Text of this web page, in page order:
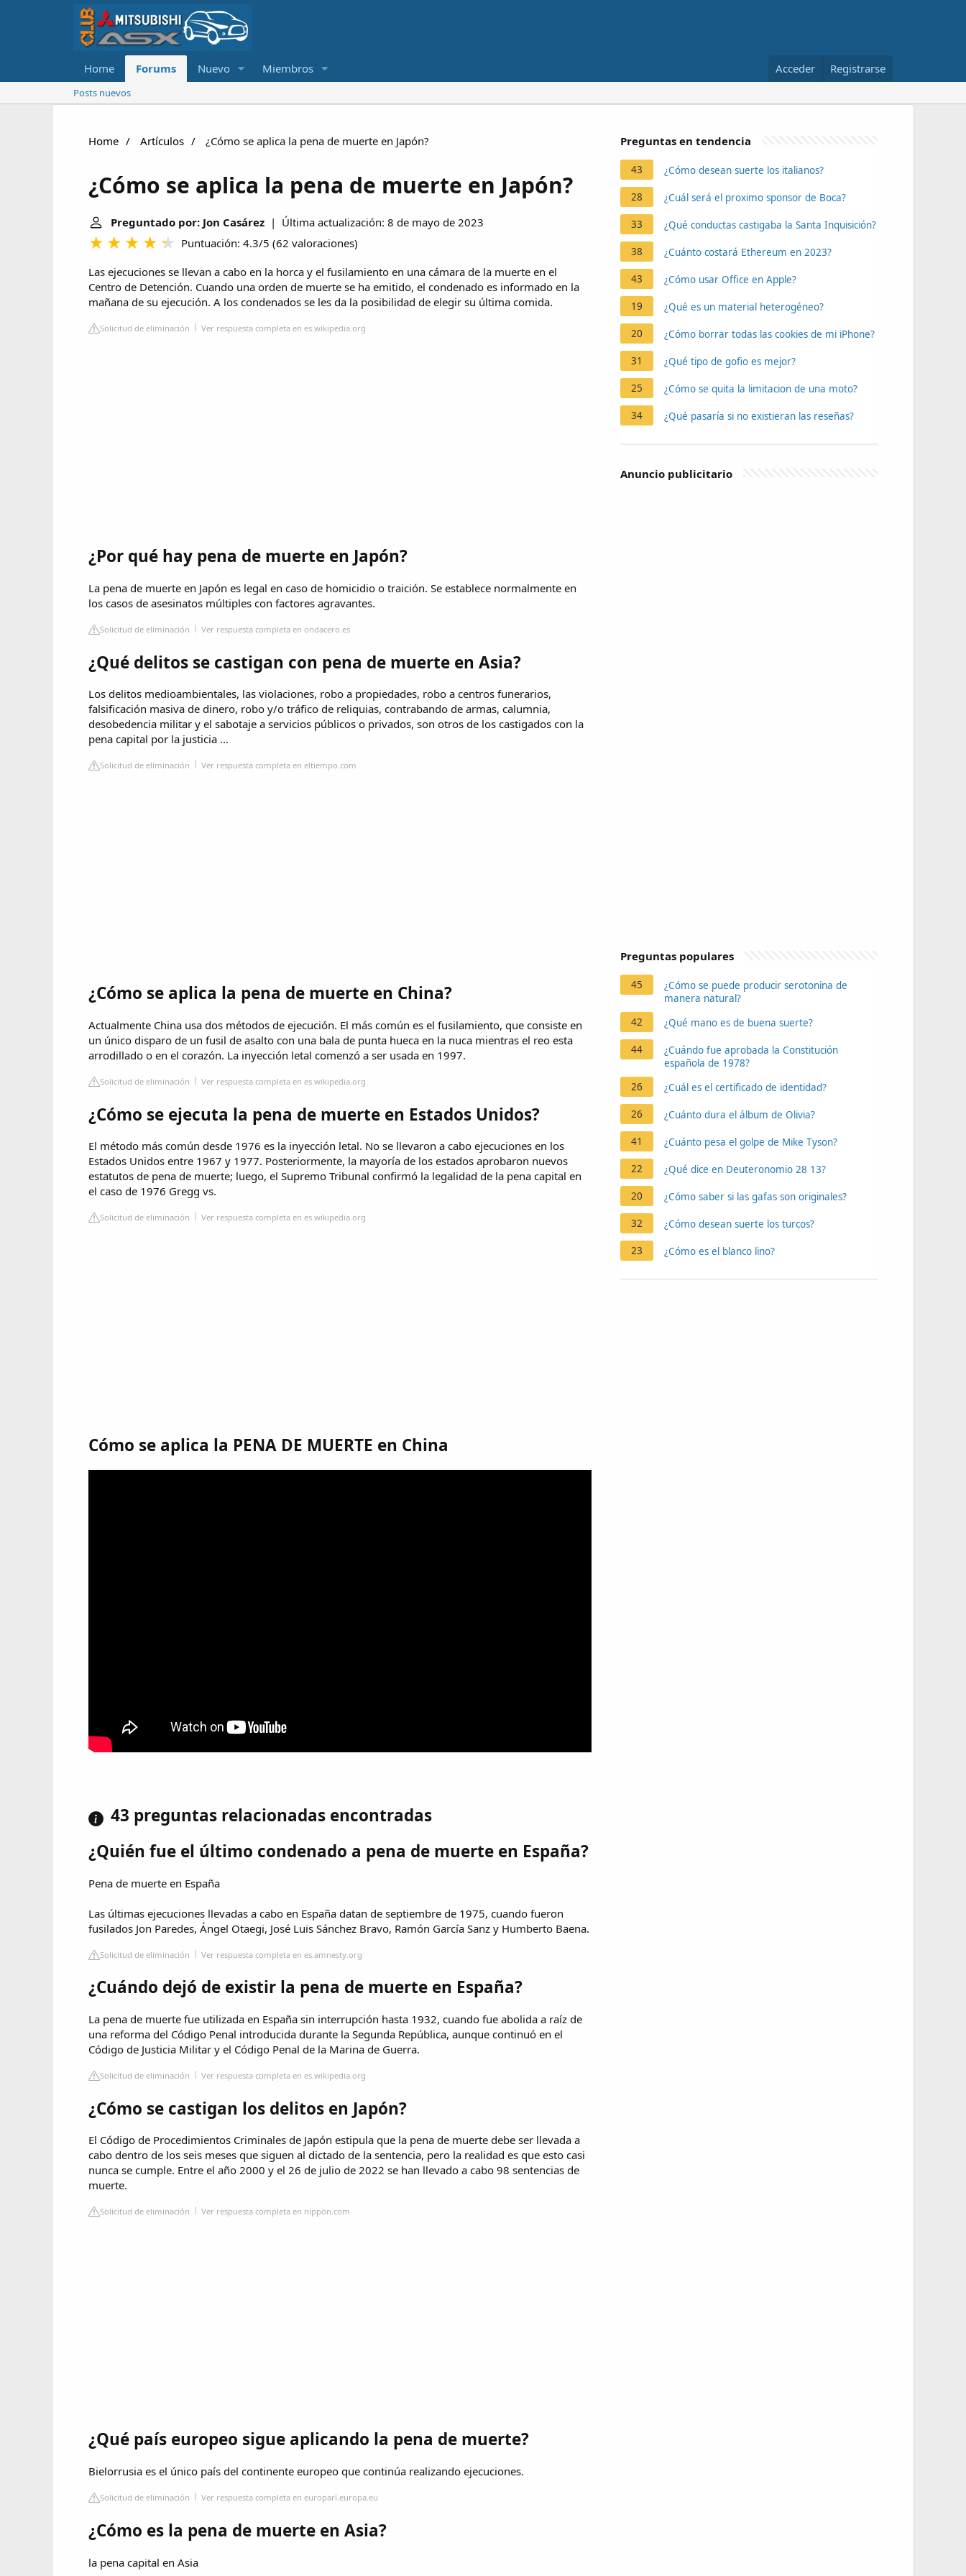
Home Forums Nuevo Miembros Acceder Registrarse
Posts nuevos
Home Artículos ¿Cómo se aplica la pena de muerte en Japón?
¿Cómo se aplica la pena de muerte en Japón?
Preguntado por: Jon Casárez | Última actualización: 8 de mayo de 2023
Puntuación: 4.3/5 (62 valoraciones)
Las ejecuciones se llevan a cabo en la horca y el fusilamiento en una cámara de la muerte en el
Centro de Detención. Cuando una orden de muerte se ha emitido, el condenado es informado en la
mañana de su ejecución. A los condenados se les da la posibilidad de elegir su última comida.
Solicitud de eliminación Ver respuesta completa en es.wikipedia.org
¿Por qué hay pena de muerte en Japón?
La pena de muerte en Japón es legal en caso de homicidio o traición. Se establece normalmente en
los casos de asesinatos múltiples con factores agravantes.
Solicitud de eliminación Ver respuesta completa en ondacero.es
¿Qué delitos se castigan con pena de muerte en Asia?
Los delitos medioambientales, las violaciones, robo a propiedades, robo a centros funerarios,
falsificación masiva de dinero, robo y/o tráfico de reliquias, contrabando de armas, calumnia,
desobedencia militar y el sabotaje a servicios públicos o privados, son otros de los castigados con la
pena capital por la justicia ...
Solicitud de eliminación Ver respuesta completa en eltiempo.com
¿Cómo se aplica la pena de muerte en China?
Actualmente China usa dos métodos de ejecución. El más común es el fusilamiento, que consiste en
un único disparo de un fusil de asalto con una bala de punta hueca en la nuca mientras el reo esta
arrodillado o en el corazón. La inyección letal comenzó a ser usada en 1997.
Solicitud de eliminación Ver respuesta completa en es.wikipedia.org
¿Cómo se ejecuta la pena de muerte en Estados Unidos?
El método más común desde 1976 es la inyección letal. No se llevaron a cabo ejecuciones en los
Estados Unidos entre 1967 y 1977. Posteriormente, la mayoría de los estados aprobaron nuevos
estatutos de pena de muerte; luego, el Supremo Tribunal confirmó la legalidad de la pena capital en
el caso de 1976 Gregg vs.
Solicitud de eliminación Ver respuesta completa en es.wikipedia.org
Cómo se aplica la PENA DE MUERTE en China
43 preguntas relacionadas encontradas
¿Quién fue el último condenado a pena de muerte en España?
Pena de muerte en España
Las últimas ejecuciones llevadas a cabo en España datan de septiembre de 1975, cuando fueron
fusilados Jon Paredes, Ángel Otaegi, José Luis Sánchez Bravo, Ramón García Sanz y Humberto Baena.
Solicitud de eliminación Ver respuesta completa en es.amnesty.org
¿Cuándo dejó de existir la pena de muerte en España?
La pena de muerte fue utilizada en España sin interrupción hasta 1932, cuando fue abolida a raíz de
una reforma del Código Penal introducida durante la Segunda República,​ aunque continuó en el
Código de Justicia Militar y el Código Penal de la Marina de Guerra.
Solicitud de eliminación Ver respuesta completa en es.wikipedia.org
¿Cómo se castigan los delitos en Japón?
El Código de Procedimientos Criminales de Japón estipula que la pena de muerte debe ser llevada a
cabo dentro de los seis meses que siguen al dictado de la sentencia, pero la realidad es que esto casi
nunca se cumple. Entre el año 2000 y el 26 de julio de 2022 se han llevado a cabo 98 sentencias de
muerte.
Solicitud de eliminación Ver respuesta completa en nippon.com
¿Qué país europeo sigue aplicando la pena de muerte?
Bielorrusia es el único país del continente europeo que continúa realizando ejecuciones.
Solicitud de eliminación Ver respuesta completa en europarl.europa.eu
¿Cómo es la pena de muerte en Asia?
la pena capital en Asia
Preguntas en tendencia
43 ¿Cómo desean suerte los italianos?
28 ¿Cuál será el proximo sponsor de Boca?
33 ¿Qué conductas castigaba la Santa Inquisición?
38 ¿Cuánto costará Ethereum en 2023?
43 ¿Cómo usar Office en Apple?
19 ¿Qué es un material heterogéneo?
20 ¿Cómo borrar todas las cookies de mi iPhone?
31 ¿Qué tipo de gofio es mejor?
25 ¿Cómo se quita la limitacion de una moto?
34 ¿Qué pasaría si no existieran las reseñas?
Anuncio publicitario
Preguntas populares
45
¿Cómo se puede producir serotonina de
manera natural?
42
¿Qué mano es de buena suerte?
44
¿Cuándo fue aprobada la Constitución
española de 1978?
26
¿Cuál es el certificado de identidad?
26 ¿Cuánto dura el álbum de Olivia?
41 ¿Cuánto pesa el golpe de Mike Tyson?
22 ¿Qué dice en Deuteronomio 28 13?
20 ¿Cómo saber si las gafas son originales?
32 ¿Cómo desean suerte los turcos?
23 ¿Cómo es el blanco lino?